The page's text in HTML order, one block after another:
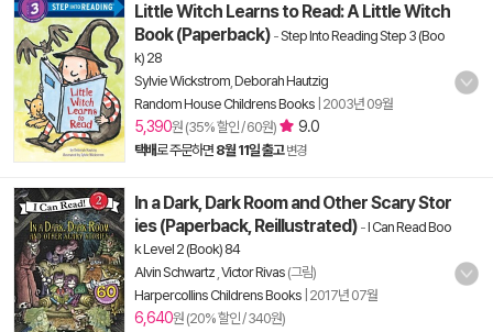
Little Witch Learns to Read: A Little Witch
Book (Paperback) -Step Into Reading Step 3 (Boo
k) 28
Sylvie Wickstrom Deborah Hautzig
Random House Childrens Books 2003년 09월
5,390원 (35% 할인 / 60원) 9.0
택배로 주문하면 8월 11일 출고 변경
In a Dark, Dark Room and Other Scary Stor
ies (Paperback, Reillustrated) -I Can Read Boo
k Level 2 (Book) 84
Alvin Schwartz Victor Rivas (그림)
Harpercollins Childrens Books 2017년 07월
6,640원 (20% 할인 / 340원)